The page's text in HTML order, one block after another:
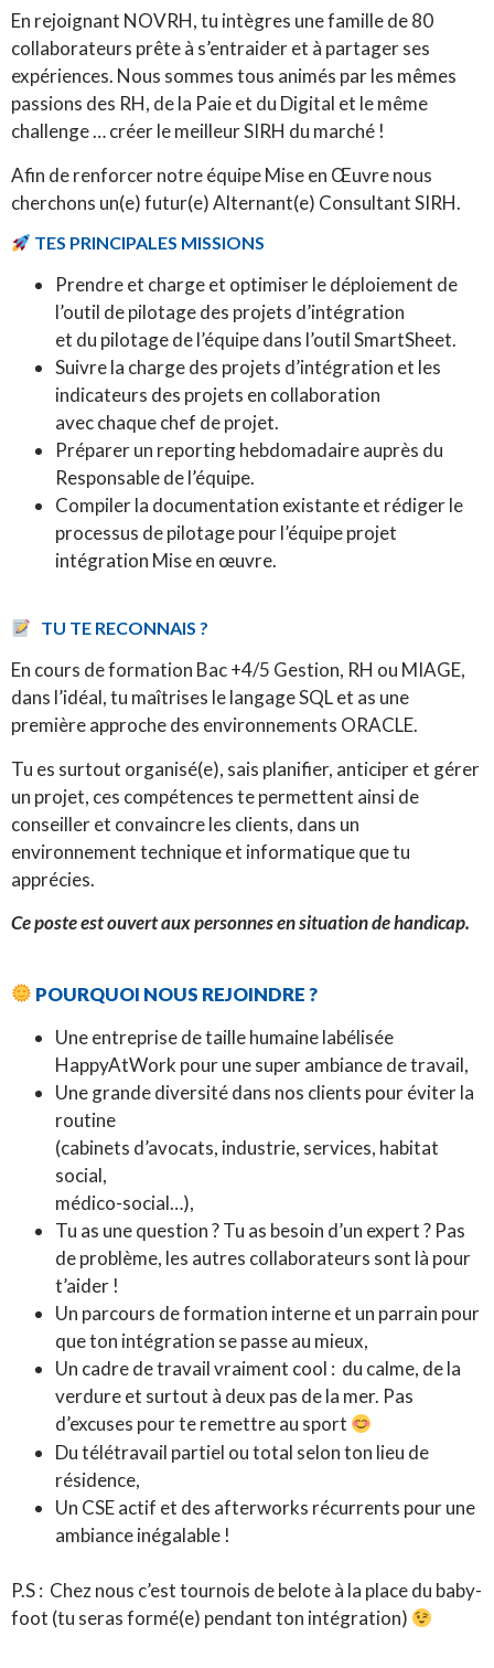
En rejoignant NOVRH, tu intègres une famille de 80
collaborateurs prête à s’entraider et à partager ses
expériences. Nous sommes tous animés par les mêmes
passions des RH, de la Paie et du Digital et le même
challenge … créer le meilleur SIRH du marché !
Afin de renforcer notre équipe Mise en Œuvre nous
cherchons un(e) futur(e) Alternant(e) Consultant SIRH.
TES PRINCIPALES MISSIONS
Prendre et charge et optimiser le déploiement de
l’outil de pilotage des projets d’intégration
et du pilotage de l’équipe dans l’outil SmartSheet.
Suivre la charge des projets d’intégration et les
indicateurs des projets en collaboration
avec chaque chef de projet.
Préparer un reporting hebdomadaire auprès du
Responsable de l’équipe.
Compiler la documentation existante et rédiger le
processus de pilotage pour l’équipe projet
intégration Mise en œuvre.
TU TE RECONNAIS ?
En cours de formation Bac +4/5 Gestion, RH ou MIAGE,
dans l’idéal, tu maîtrises le langage SQL et as une
première approche des environnements ORACLE.
Tu es surtout organisé(e), sais planifier, anticiper et gérer
un projet, ces compétences te permettent ainsi de
conseiller et convaincre les clients, dans un
environnement technique et informatique que tu
apprécies.
Ce poste est ouvert aux personnes en situation de handicap.
POURQUOI NOUS REJOINDRE ?
Une entreprise de taille humaine labélisée
HappyAtWork pour une super ambiance de travail,
Une grande diversité dans nos clients pour éviter la
routine
(cabinets d’avocats, industrie, services, habitat
social,
médico-social…),
Tu as une question ? Tu as besoin d’un expert ? Pas
de problème, les autres collaborateurs sont là pour
t’aider !
Un parcours de formation interne et un parrain pour
que ton intégration se passe au mieux,
Un cadre de travail vraiment cool : du calme, de la
verdure et surtout à deux pas de la mer. Pas
d’excuses pour te remettre au sport
Du télétravail partiel ou total selon ton lieu de
résidence,
Un CSE actif et des afterworks récurrents pour une
ambiance inégalable !
P.S : Chez nous c’est tournois de belote à la place du baby-
foot (tu seras formé(e) pendant ton intégration)